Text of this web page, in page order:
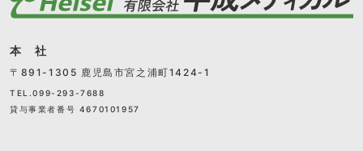
本 社
〒891-1305 鹿児島市宮之浦町1424-1
TEL.099-293-7688
貸与事業者番号 4670101957